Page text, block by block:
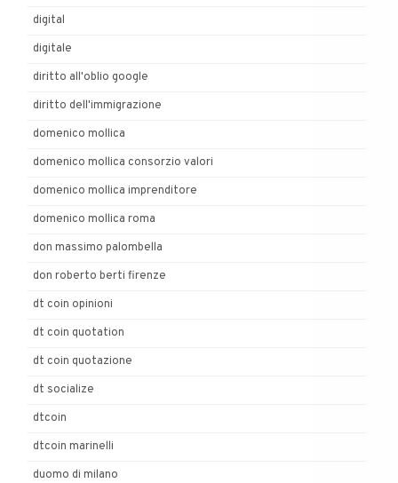
digital
digitale
diritto all'oblio google
diritto dell'immigrazione
domenico mollica
domenico mollica consorzio valori
domenico mollica imprenditore
domenico mollica roma
don massimo palombella
don roberto berti firenze
dt coin opinioni
dt coin quotation
dt coin quotazione
dt socialize
dtcoin
dtcoin marinelli
duomo di milano